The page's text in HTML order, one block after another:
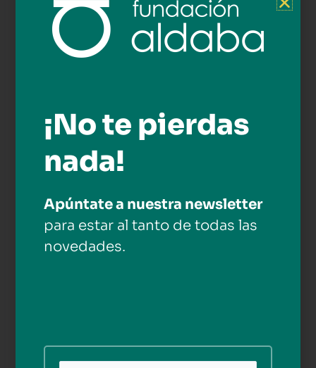
Pequeños pasos, grandes avances
Deja un comentario Apoyos ,Madrid /FundacionAldaba
habilidades que les permitan ganar autonomía y
desenvolverse con mayor seguridad en su día
¡No te pierdas
nada!
Apúntate a nuestra newsletter
para estar al tanto de todas las
novedades.